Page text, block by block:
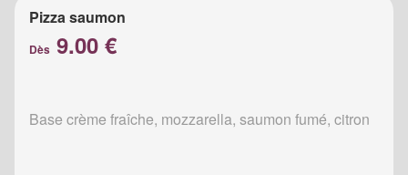
Pizza saumon
Dès 9.00 €
Base crème fraîche, mozzarella, saumon fumé, citron